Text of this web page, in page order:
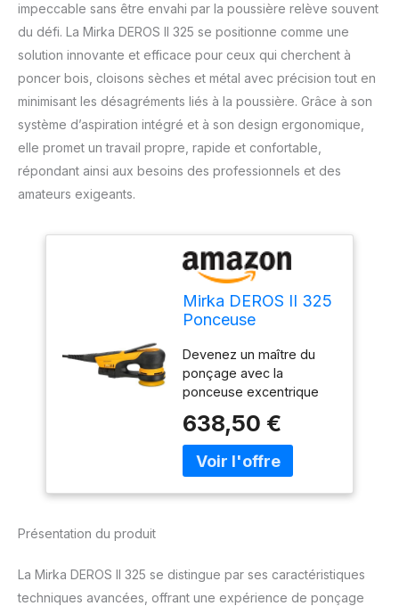
impeccable sans être envahi par la poussière relève souvent
du défi. La Mirka DEROS II 325 se positionne comme une
solution innovante et efficace pour ceux qui cherchent à
poncer bois, cloisons sèches et métal avec précision tout en
minimisant les désagréments liés à la poussière. Grâce à son
système d’aspiration intégré et à son design ergonomique,
elle promet un travail propre, rapide et confortable,
répondant ainsi aux besoins des professionnels et des
amateurs exigeants.
Mirka DEROS II 325
Ponceuse
aspiration pour
papier abrasif de Ø
77mm / course de
2,5mm Ponceuse
excentrique pour le
ponçage sans
poussière du bois,
Devenez un maître du
ponçage avec la
ponceuse excentrique
professionnels pour les
professionnels et tous
ceux qui aspirent à le
fonctionnalités : Des
indicateurs LED visibles
638,50 €
Présentation du produit
La Mirka DEROS II 325 se distingue par ses caractéristiques
techniques avancées, offrant une expérience de ponçage